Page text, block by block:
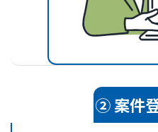
② 案件